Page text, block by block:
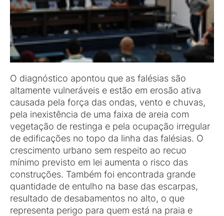
O diagnóstico apontou que as falésias são
altamente vulneráveis e estão em erosão ativa
causada pela força das ondas, vento e chuvas,
pela inexistência de uma faixa de areia com
vegetação de restinga e pela ocupação irregular
de edificações no topo da linha das falésias. O
crescimento urbano sem respeito ao recuo
mínimo previsto em lei aumenta o risco das
construções. Também foi encontrada grande
quantidade de entulho na base das escarpas,
resultado de desabamentos no alto, o que
representa perigo para quem está na praia e